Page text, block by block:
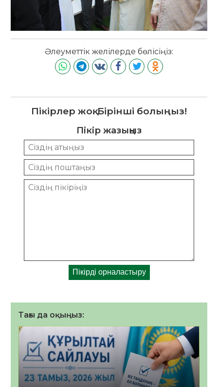
Әлеуметтік желілерде бөлісіңіз:
Пікірлер жоқ. Бірінші болыңыз!
Пікір жазыңыз
Тағы да оқыңыз: